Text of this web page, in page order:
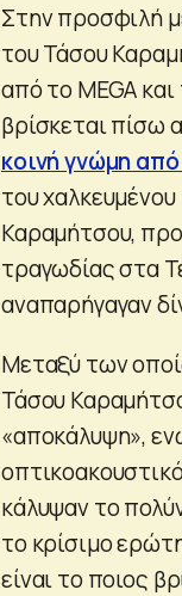
Στην προσφιλή
του Τάσου
από το MEGA
βρίσκεται πίσω
κοινή γνώμη
του
Καραμήτσου,
τραγωδίας στα
αναπαρήγαγαν
Μεταξύ των
Τάσου
«αποκάλυψη»,
κάλυψαν το
το κρίσιμο
είναι το ποιος